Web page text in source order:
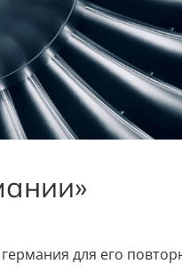
для его